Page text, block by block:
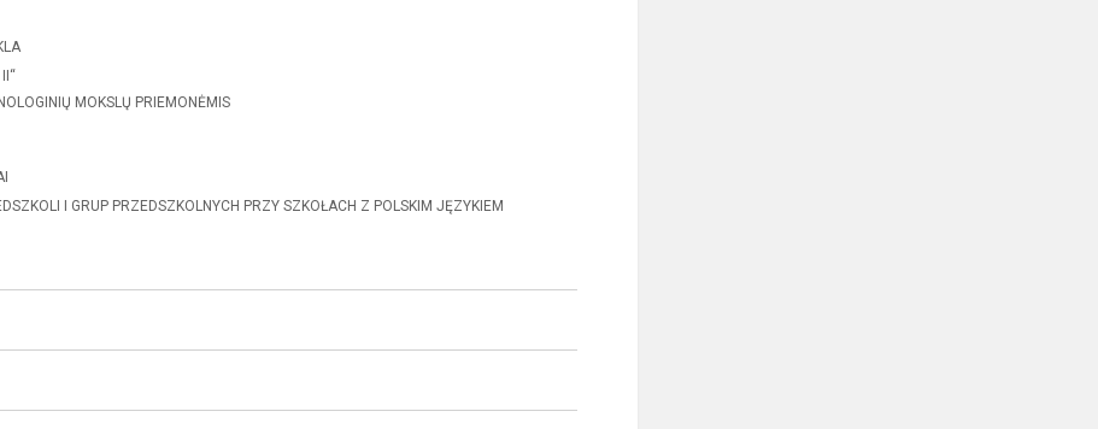
MOKSLŲ PRIEMONĖMIS
I GRUP PRZEDSZKOLNYCH PRZY SZKOŁACH Z POLSKIM JĘZYKIEM